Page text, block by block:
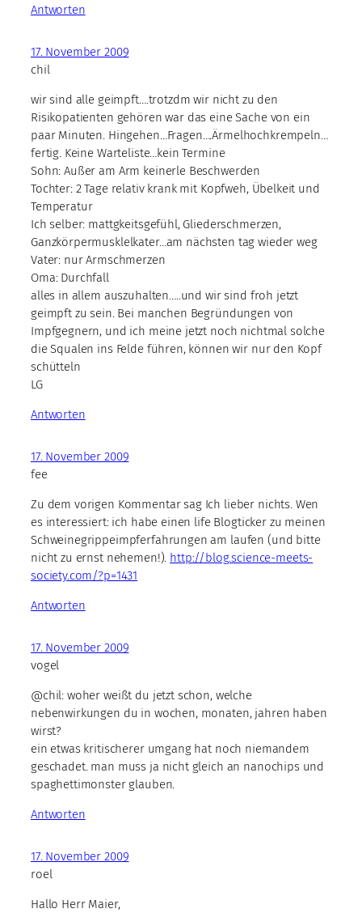
Antworten
17. November 2009
chil
wir sind alle geimpft….trotzdm wir nicht zu den
Risikopatienten gehören war das eine Sache von ein
paar Minuten. Hingehen…Fragen….Ärmelhochkrempeln…
fertig. Keine Warteliste…kein Termine
Sohn: Außer am Arm keinerle Beschwerden
Tochter: 2 Tage relativ krank mit Kopfweh, Übelkeit und
Temperatur
Ich selber: mattgkeitsgefühl, Gliederschmerzen,
Ganzkörpermusklelkater…am nächsten tag wieder weg
Vater: nur Armschmerzen
Oma: Durchfall
alles in allem auszuhalten…..und wir sind froh jetzt
geimpft zu sein. Bei manchen Begründungen von
Impfgegnern, und ich meine jetzt noch nichtmal solche
die Squalen ins Felde führen, können wir nur den Kopf
schütteln
LG
Antworten
17. November 2009
fee
Zu dem vorigen Kommentar sag Ich lieber nichts. Wen
es interessiert: ich habe einen life Blogticker zu meinen
Schweinegrippeimpferfahrungen am laufen (und bitte
nicht zu ernst nehemen!). http://blog.science-meets-
society.com/?p=1431
Antworten
17. November 2009
vogel
@chil: woher weißt du jetzt schon, welche
nebenwirkungen du in wochen, monaten, jahren haben
wirst?
ein etwas kritischerer umgang hat noch niemandem
geschadet. man muss ja nicht gleich an nanochips und
spaghettimonster glauben.
Antworten
17. November 2009
roel
Hallo Herr Maier,